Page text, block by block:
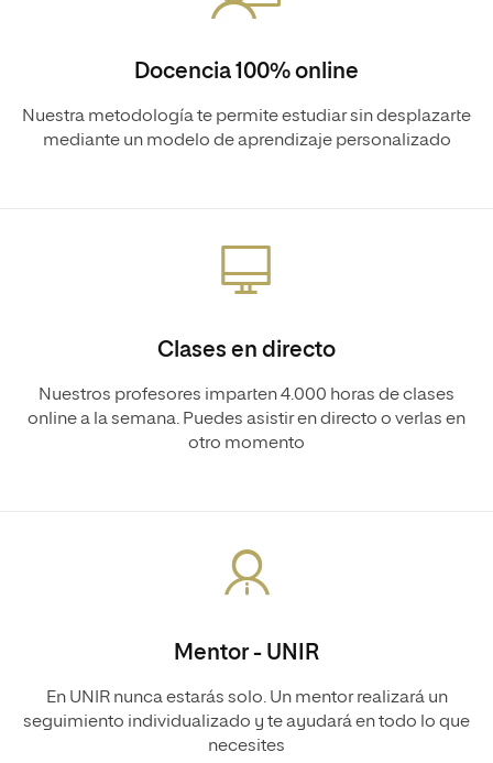
Docencia 100% online
Nuestra metodología te permite estudiar sin desplazarte
mediante un modelo de aprendizaje personalizado
Clases en directo
Nuestros profesores imparten 4.000 horas de clases
online a la semana. Puedes asistir en directo o verlas en
otro momento
Mentor - UNIR
En UNIR nunca estarás solo. Un mentor realizará un
seguimiento individualizado y te ayudará en todo lo que
necesites